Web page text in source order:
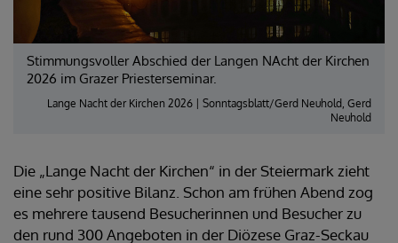
Stimmungsvoller Abschied der Langen NAcht der Kirchen
2026 im Grazer Priesterseminar.
Lange Nacht der Kirchen 2026 | Sonntagsblatt/Gerd Neuhold, Gerd
Neuhold
Die „Lange Nacht der Kirchen“ in der Steiermark zieht
eine sehr positive Bilanz. Schon am frühen Abend zog
es mehrere tausend Besucherinnen und Besucher zu
den rund 300 Angeboten in der Diözese Graz-Seckau